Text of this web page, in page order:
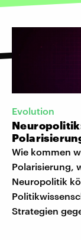
Evolution
Wie kommen
Polarisierung,
Neuropolitik
Strategien